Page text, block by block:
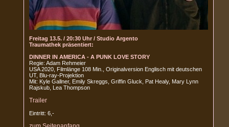
Freitag 13.5. / 20:30 Uhr / Studio Argento
Traumathek präsentiert:
DINNER IN AMERICA - A PUNK LOVE STORY
Regie: Adam Rehmeier
USA 2020, Filmlänge 108 Min., Originalversion Englisch mit deutschen
UT, Blu-ray-Projektion
Mit: Kyle Gallner, Emily Skreggs, Griffin Gluck, Pat Healy, Mary Lynn
Rajskub, Lea Thompson
Trailer
Eintritt: 6,-